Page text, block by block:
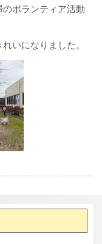
ボランティア活動
いになりました。